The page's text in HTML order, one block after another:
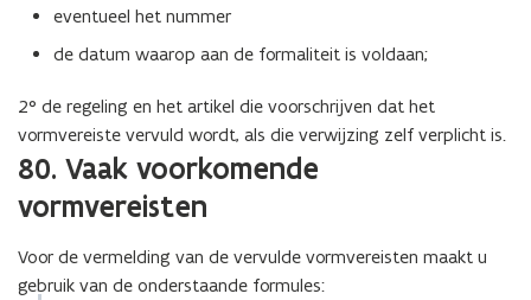
eventueel het nummer
de datum waarop aan de formaliteit is voldaan;
2° de regeling en het artikel die voorschrijven dat het
vormvereiste vervuld wordt, als die verwijzing zelf verplicht is.
80. Vaak voorkomende
vormvereisten
Voor de vermelding van de vervulde vormvereisten maakt u
gebruik van de onderstaande formules: